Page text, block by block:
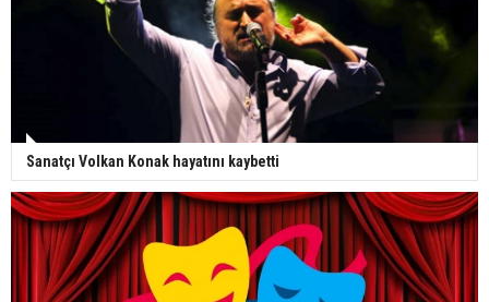
Sanatçı Volkan Konak hayatını kaybetti